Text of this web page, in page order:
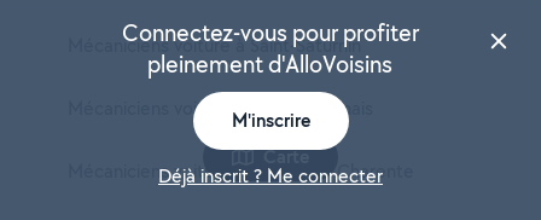
Mécaniciens voiture à Saint-Saturnin
Mécaniciens voiture à Oradour-Fanais
Mécaniciens voiture à Aunac-sur-Charente
Carte
Connectez-vous pour profiter
pleinement d'AlloVoisins
M'inscrire
Déjà inscrit ? Me connecter